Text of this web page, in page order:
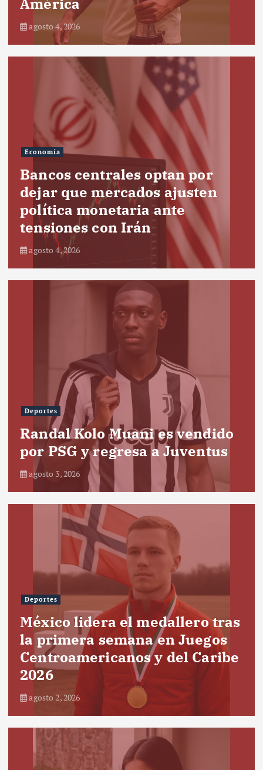
agosto 4, 2026
Economía
Bancos centrales optan por
dejar que mercados ajusten
política monetaria ante
tensiones con Irán
agosto 4, 2026
Deportes
Randal Kolo Muani es vendido
por PSG y regresa a Juventus
agosto 3, 2026
Deportes
México lidera el medallero tras
la primera semana en Juegos
Centroamericanos y del Caribe
2026
agosto 2, 2026